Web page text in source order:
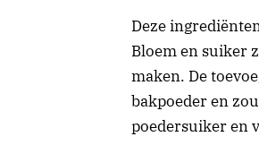
Deze
Bloem en suiker
maken. De
bakpoeder en
poedersuiker en